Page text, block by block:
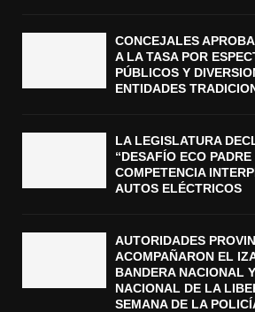
CONCEJALES
A LA TASA POR
PÚBLICOS Y
ENTIDADES
LA LEGISLATURA
“DESAFÍO ECO
COMPETENCIA
AUTOS ELÉCTRICOS
AUTORIDADES
ACOMPAÑARON EL
BANDERA NACIONAL
NACIONAL DE LA
SEMANA DE LA